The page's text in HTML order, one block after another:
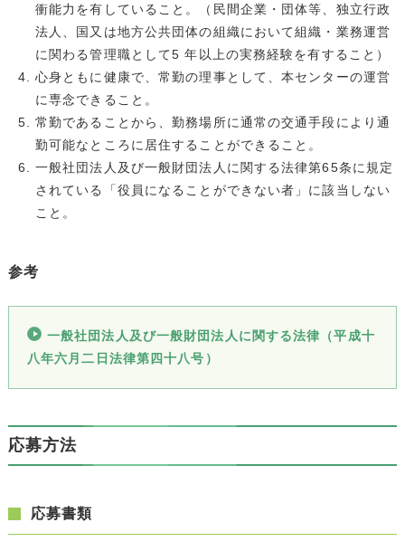
衝能力を有していること。（民間企業・団体等、独立行政
法人、国又は地方公共団体の組織において組織・業務運営
に関わる管理職として5 年以上の実務経験を有すること）
心身ともに健康で、常勤の理事として、本センターの運営
に専念できること。
常勤であることから、勤務場所に通常の交通手段により通
勤可能なところに居住することができること。
一般社団法人及び一般財団法人に関する法律第65条に規定
されている「役員になることができない者」に該当しない
こと。
参考
一般社団法人及び一般財団法人に関する法律（平成十
八年六月二日法律第四十八号）
応募方法
応募書類